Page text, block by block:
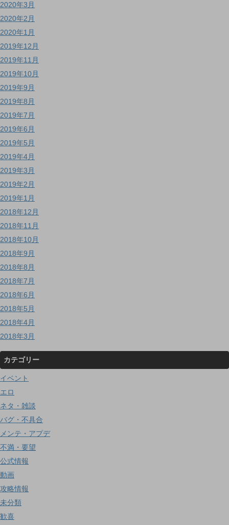
2020年3月
2020年2月
2020年1月
2019年12月
2019年11月
2019年10月
2019年9月
2019年8月
2019年7月
2019年6月
2019年5月
2019年4月
2019年3月
2019年2月
2019年1月
2018年12月
2018年11月
2018年10月
2018年9月
2018年8月
2018年7月
2018年6月
2018年5月
2018年4月
2018年3月
カテゴリー
イベント
エロ
ネタ・雑談
バグ・不具合
メンテ・アプデ
不満・要望
公式情報
動画
攻略情報
未分類
歓喜